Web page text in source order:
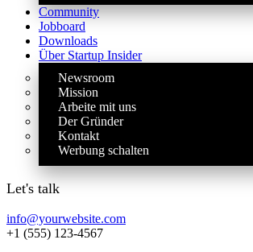
Community
Jobboard
Downloads
Über Startup Insider
Newsroom
Mission
Arbeite mit uns
Der Gründer
Kontakt
Werbung schalten
Let's talk
info@yourwebsite.com
+1 (555) 123-4567